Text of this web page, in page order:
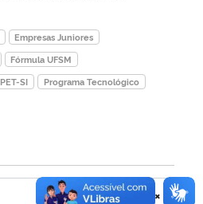
Empresas Juniores
Fórmula UFSM
PET-SI Programa Tecnológico
×